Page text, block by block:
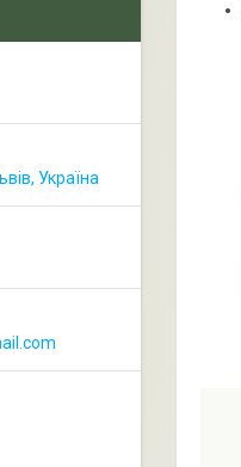
Україна